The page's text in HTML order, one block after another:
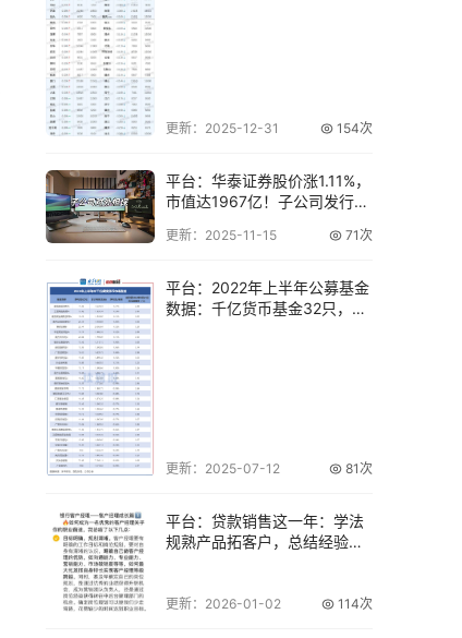
更新：2025-12-31 154次
平台：华泰证券股价涨1.11%，
市值达1967亿！子公司发行
更新：2025-11-15 71次
平台：2022年上半年公募基金
数据：千亿货币基金32只，规
更新：2025-07-12 81次
平台：贷款销售这一年：学法
规熟产品拓客户，总结经验提
更新：2026-01-02 114次